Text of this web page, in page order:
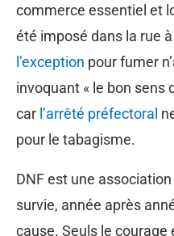
commerce essentiel et
été imposé dans la rue à
l’exception pour fumer
invoquant « le bon sens
car l’arrêté préfectoral
pour le tabagisme.
DNF est une
survie, année après
cause. Seuls le courage